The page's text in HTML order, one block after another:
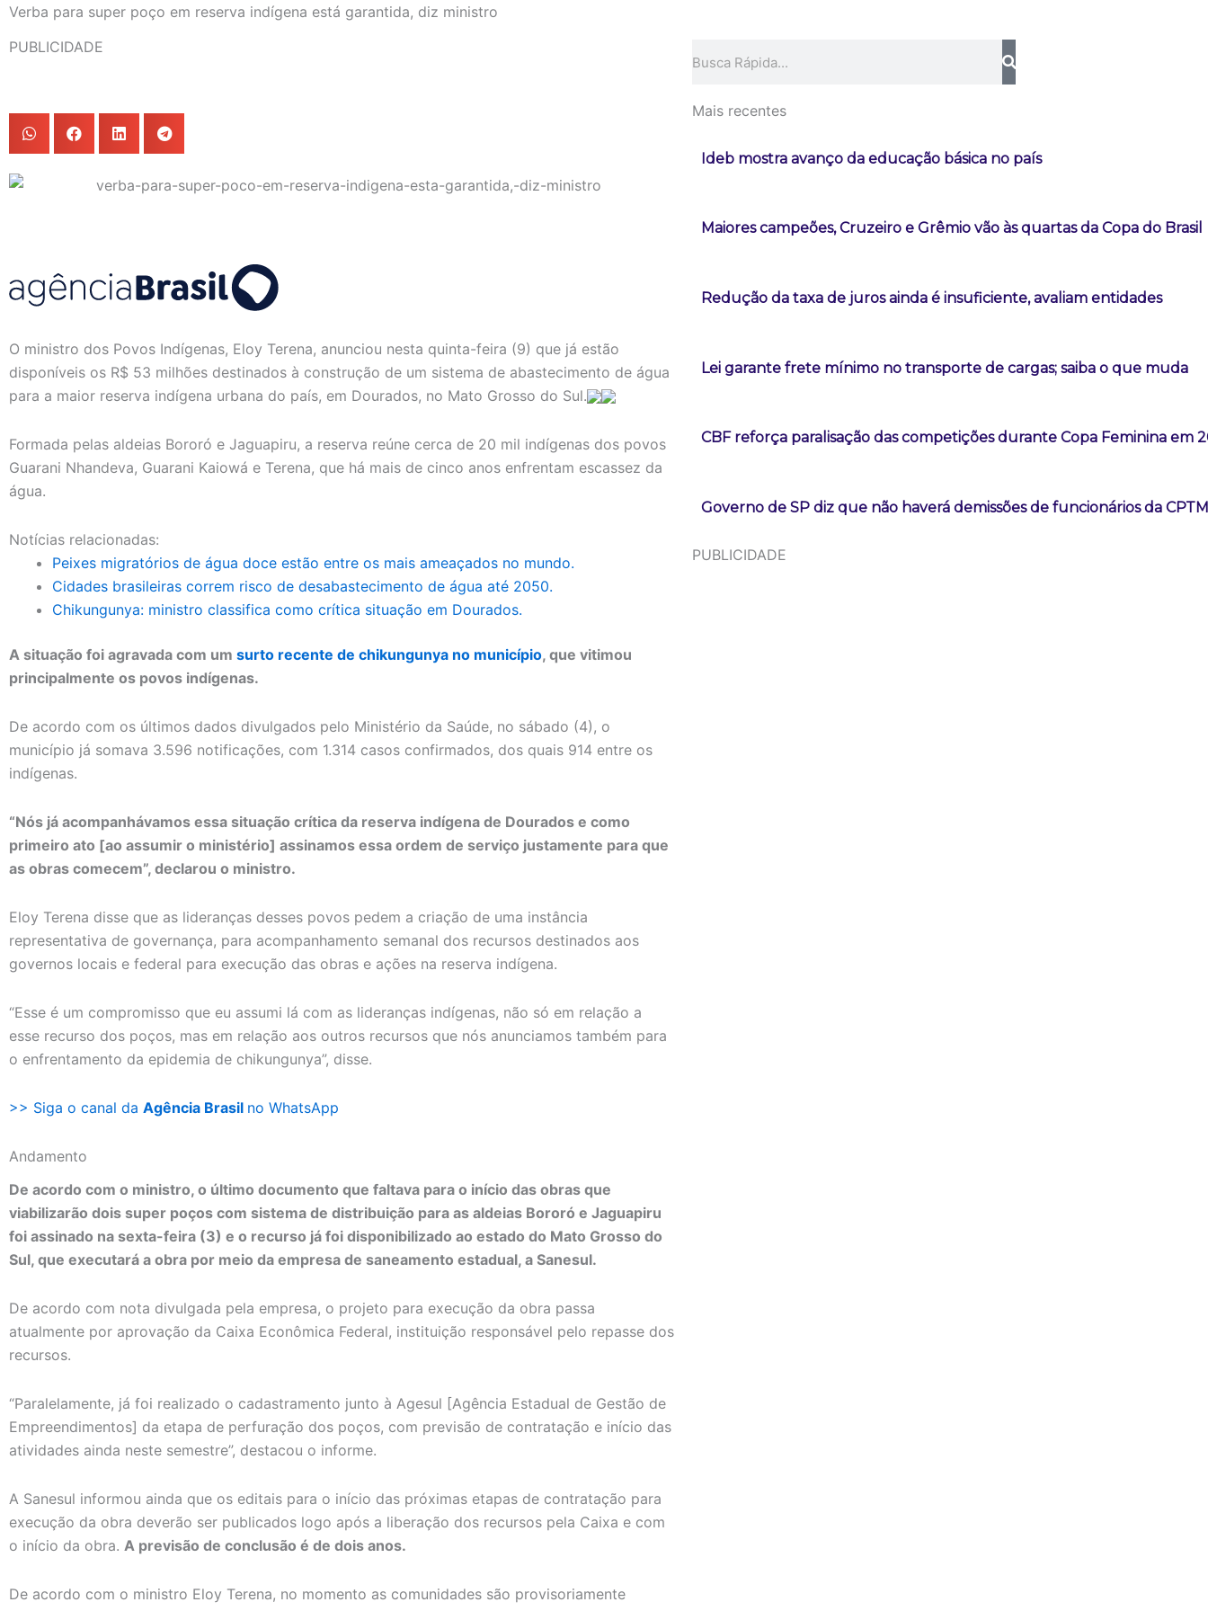
Verba para super poço em reserva indígena está garantida, diz ministro
PUBLICIDADE
O ministro dos Povos Indígenas, Eloy Terena, anunciou nesta quinta-feira (9) que já estão
disponíveis os R$ 53 milhões destinados à construção de um sistema de abastecimento de água
para a maior reserva indígena urbana do país, em Dourados, no Mato Grosso do Sul.
Formada pelas aldeias Bororó e Jaguapiru, a reserva reúne cerca de 20 mil indígenas dos povos
Guarani Nhandeva, Guarani Kaiowá e Terena, que há mais de cinco anos enfrentam escassez da
água.
Notícias relacionadas:
Peixes migratórios de água doce estão entre os mais ameaçados no mundo.
Cidades brasileiras correm risco de desabastecimento de água até 2050.
Chikungunya: ministro classifica como crítica situação em Dourados.
A situação foi agravada com um surto recente de chikungunya no município, que vitimou
principalmente os povos indígenas.
De acordo com os últimos dados divulgados pelo Ministério da Saúde, no sábado (4), o
município já somava 3.596 notificações, com 1.314 casos confirmados, dos quais 914 entre os
indígenas.
“Nós já acompanhávamos essa situação crítica da reserva indígena de Dourados e como
primeiro ato [ao assumir o ministério] assinamos essa ordem de serviço justamente para que
as obras comecem”, declarou o ministro.
Eloy Terena disse que as lideranças desses povos pedem a criação de uma instância
representativa de governança, para acompanhamento semanal dos recursos destinados aos
governos locais e federal para execução das obras e ações na reserva indígena.
“Esse é um compromisso que eu assumi lá com as lideranças indígenas, não só em relação a
esse recurso dos poços, mas em relação aos outros recursos que nós anunciamos também para
o enfrentamento da epidemia de chikungunya”, disse.
>> Siga o canal da Agência Brasil no WhatsApp
Andamento
De acordo com o ministro, o último documento que faltava para o início das obras que
viabilizarão dois super poços com sistema de distribuição para as aldeias Bororó e Jaguapiru
foi assinado na sexta-feira (3) e o recurso já foi disponibilizado ao estado do Mato Grosso do
Sul, que executará a obra por meio da empresa de saneamento estadual, a Sanesul.
De acordo com nota divulgada pela empresa, o projeto para execução da obra passa
atualmente por aprovação da Caixa Econômica Federal, instituição responsável pelo repasse dos
recursos.
“Paralelamente, já foi realizado o cadastramento junto à Agesul [Agência Estadual de Gestão de
Empreendimentos] da etapa de perfuração dos poços, com previsão de contratação e início das
atividades ainda neste semestre”, destacou o informe.
A Sanesul informou ainda que os editais para o início das próximas etapas de contratação para
execução da obra deverão ser publicados logo após a liberação dos recursos pela Caixa e com
o início da obra. A previsão de conclusão é de dois anos.
De acordo com o ministro Eloy Terena, no momento as comunidades são provisoriamente
Mais recentes
Ideb mostra avanço da educação básica no país
Maiores campeões, Cruzeiro e Grêmio vão às quartas da Copa do Brasil
Redução da taxa de juros ainda é insuficiente, avaliam entidades
Lei garante frete mínimo no transporte de cargas; saiba o que muda
CBF reforça paralisação das competições durante Copa Feminina em
Governo de SP diz que não haverá demissões de funcionários da CPTM
PUBLICIDADE